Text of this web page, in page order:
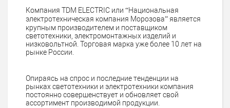
Компания TDM ELECTRIC или “Национальная
электротехническая компания Морозова” является
крупным производителем и поставщиком
светотехники, электромонтажных изделий и
низковольтной. Торговая марка уже более 10 лет на
рынке России.
Опираясь на спрос и последние тенденции на
рынках светотехники и электротехники компания
постоянно совершенствует и обновляет свой
ассортимент производимой продукции.